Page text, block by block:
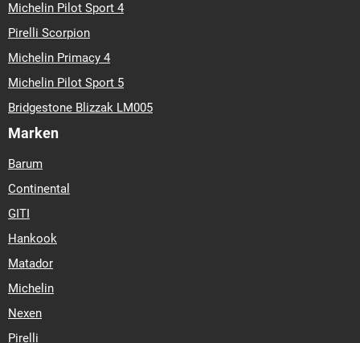
Michelin Pilot Sport 4
Pirelli Scorpion
Michelin Primacy 4
Michelin Pilot Sport 5
Bridgestone Blizzak LM005
Marken
Barum
Continental
GITI
Hankook
Matador
Michelin
Nexen
Pirelli